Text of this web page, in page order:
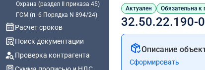
Охрана (раздел II приказа 45)
ГСМ (п. 6 Порядка N 894/24)
Расчет сроков
Поиск документации
Проверка контрагента
Актуален Обязательна
32.50.22.190-
Описание
Сформировать